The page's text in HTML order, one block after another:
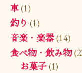
車(1)
釣り (1)
音楽・楽器(14)
食べ物・飲み物
お菓子(1)